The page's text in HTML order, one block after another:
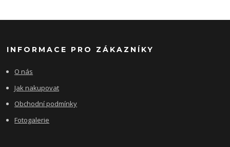
INFORMACE PRO ZÁKAZNÍKY
O nás
Jak nakupovat
Obchodní podmínky
Fotogalerie